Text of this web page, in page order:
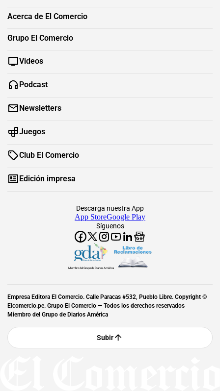
Acerca de El Comercio
Grupo El Comercio
Videos
Podcast
Newsletters
Juegos
Club El Comercio
Edición impresa
Síguenos
Descarga nuestra App
App StoreGoogle Play
Miembro del Grupo de Diarios América
Empresa Editora El Comercio. Calle Paracas #532, Pueblo Libre. Copyright ©
Elcomercio.pe. Grupo El Comercio — Todos los derechos reservados
Miembro del Grupo de Diarios América
Subir